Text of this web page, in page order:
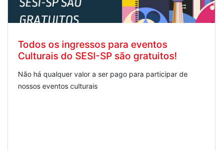
Todos os ingressos para eventos
Culturais do SESI-SP são gratuitos!
Não há qualquer valor a ser pago para participar de
nossos eventos culturais